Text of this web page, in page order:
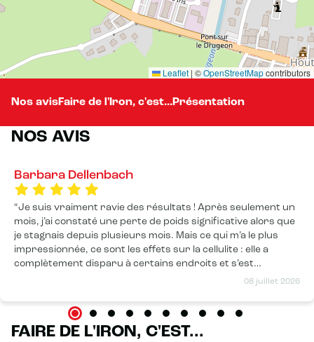
Leaflet | ©OpenStreetMapcontributors
Nos avisFaire de l'Iron, c'est...Présentation
NOS AVIS
Barbara Dellenbach
08 juillet 2026
Je suis vraiment ravie des résultats ! Après seulement un
mois, j’ai constaté une perte de poids significative alors que
je stagnais depuis plusieurs mois. Mais ce qui m’a le plus
impressionnée, ce sont les effets sur la cellulite : elle a
complètement disparu à certains endroits et s’est
l’écoute et pleinement investie dans l’accompagnement. Les
locaux sont également d’une propreté irréprochable, ce qui
est très appréciable. Je recommande cette méthode et cet
FAIRE DE L'IRON, C'EST...